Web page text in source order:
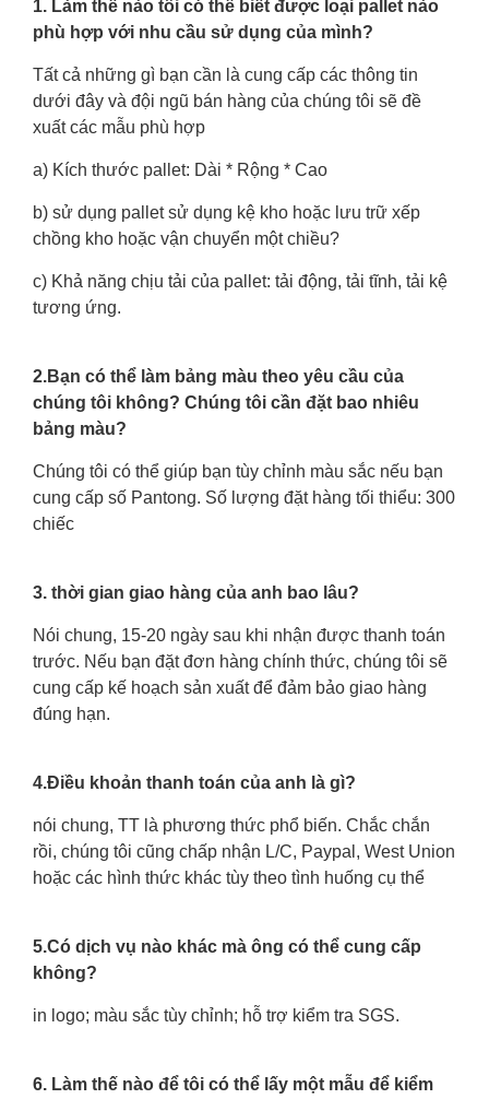
1. Làm thế nào tôi có thể biết được loại pallet nào
phù hợp với nhu cầu sử dụng của mình?
Tất cả những gì bạn cần là cung cấp các thông tin
dưới đây và đội ngũ bán hàng của chúng tôi sẽ đề
xuất các mẫu phù hợp
a) Kích thước pallet: Dài * Rộng * Cao
b) sử dụng pallet sử dụng kệ kho hoặc lưu trữ xếp
chồng kho hoặc vận chuyển một chiều?
c) Khả năng chịu tải của pallet: tải động, tải tĩnh, tải kệ
tương ứng.
2.Bạn có thể làm bảng màu theo yêu cầu của
chúng tôi không? Chúng tôi cần đặt bao nhiêu
bảng màu?
Chúng tôi có thể giúp bạn tùy chỉnh màu sắc nếu bạn
cung cấp số Pantong. Số lượng đặt hàng tối thiểu: 300
chiếc
3. thời gian giao hàng của anh bao lâu?
Nói chung, 15-20 ngày sau khi nhận được thanh toán
trước. Nếu bạn đặt đơn hàng chính thức, chúng tôi sẽ
cung cấp kế hoạch sản xuất để đảm bảo giao hàng
đúng hạn.
4.Điều khoản thanh toán của anh là gì?
nói chung, TT là phương thức phổ biến. Chắc chắn
rồi, chúng tôi cũng chấp nhận L/C, Paypal, West Union
hoặc các hình thức khác tùy theo tình huống cụ thể
5.Có dịch vụ nào khác mà ông có thể cung cấp
không?
in logo; màu sắc tùy chỉnh; hỗ trợ kiểm tra SGS.
6. Làm thế nào để tôi có thể lấy một mẫu để kiểm